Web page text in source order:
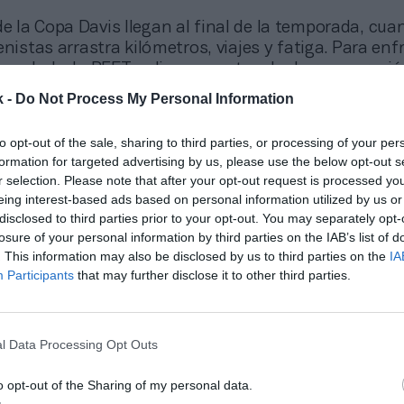
- Do Not Process My Personal Information
opt-out of the sale, sharing to third parties, or processing of your
for targeted advertising by us, please use the below opt-out
selection. Please note that after your opt-out request is processed
interest-based ads based on personal information utilized by us
to third parties prior to your opt-out. You may separately
of your personal information by third parties on the IAB’s list of
This information may also be disclosed by us to third parties on the
Participants that may further disclose it to other third parties.
Data Processing Opt Outs
opt-out of the Sharing of my personal data.
la Copa Davis llegan al final de la temporada,
arrastra kilómetros, viajes y fatiga. Para
y la RFET aplica un protocolo de
combina fisioterapia avanzada, control del sueño y
se recuperan del esfuerzo en los partidos y
hielo y presoterapia, llevan a cabo una
de cada esfuerzo con batidos de proteínas y
acelerar la regeneración muscular, utilizan
naturales como el omega-3, cúrcuma o frutos
al sueño reparador y a las siestas
neuromuscular. “La nutrición y el
del rendimiento deportivo. El descanso de calidad